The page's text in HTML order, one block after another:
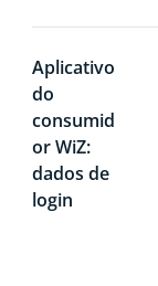
Aplicativo
do
consumid
or WiZ:
dados de
login